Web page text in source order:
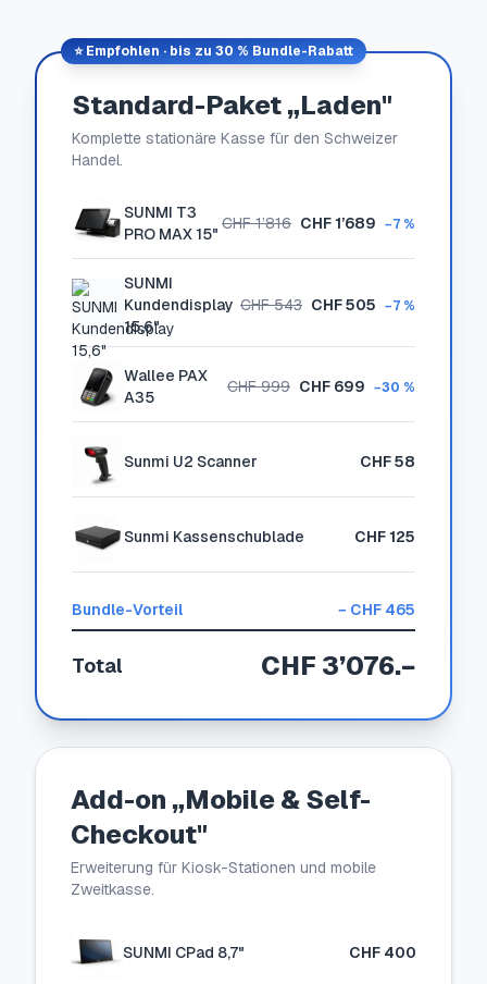
⭐ Empfohlen · bis zu 30 % Bundle-Rabatt
Standard-Paket „Laden"
Komplette stationäre Kasse für den Schweizer
Handel.
SUNMI T3
PRO MAX 15"
CHF 1’816 CHF 1’689 −7 %
SUNMI
Kundendisplay
15,6"
CHF 543 CHF 505 −7 %
Wallee PAX
A35
CHF 999 CHF 699 −30 %
Sunmi U2 Scanner CHF 58
Sunmi Kassenschublade CHF 125
Bundle-Vorteil − CHF 465
Total CHF 3’076.−
Add-on „Mobile & Self-
Checkout"
Erweiterung für Kiosk-Stationen und mobile
Zweitkasse.
SUNMI CPad 8,7" CHF 400